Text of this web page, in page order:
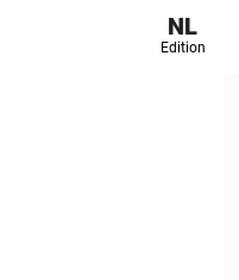
NL
Edition